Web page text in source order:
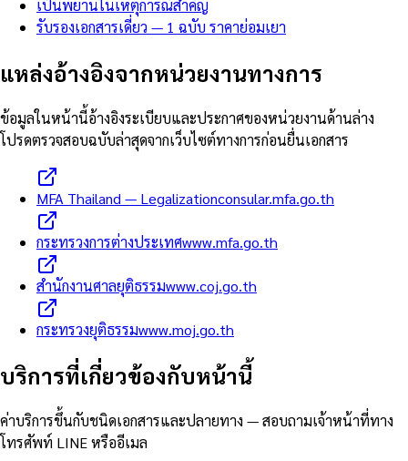
เป็นพยานในเหตุการณ์สำคัญ
รับรองเอกสารเดี่ยว — 1 ฉบับ ราคาย่อมเยา
แหล่งอ้างอิงจากหน่วยงานทางการ
ข้อมูลในหน้านี้อ้างอิงระเบียบและประกาศของหน่วยงานด้านล่าง
โปรดตรวจสอบฉบับล่าสุดจากเว็บไซต์ทางการก่อนยื่นเอกสาร
MFA Thailand — Legalizationconsular.mfa.go.th
กระทรวงการต่างประเทศwww.mfa.go.th
สำนักงานศาลยุติธรรมwww.coj.go.th
กระทรวงยุติธรรมwww.moj.go.th
บริการที่เกี่ยวข้องกับหน้านี้
ค่าบริการขึ้นกับชนิดเอกสารและปลายทาง — สอบถามเจ้าหน้าที่ทาง
โทรศัพท์ LINE หรืออีเมล